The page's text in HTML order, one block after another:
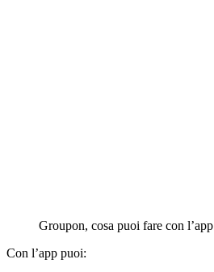
Groupon, cosa puoi fare con l’app
Con l’app puoi: